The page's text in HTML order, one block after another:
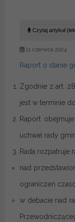
Czytaj artykuł
11 czerwca 2024
Raport o stanie
Zgodnie z art.
jest w terminie
Raport
uchwał rady
Rada rozpatruje
nad
ograniczeń
w debacie nad